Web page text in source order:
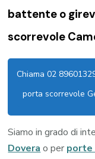
battente o
scorrevole
Chiama 02
porta scorrevole
Siamo in grado di
Dovera o per porte